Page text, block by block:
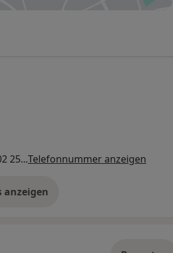
25...Telefonnummer anzeigen
anzeigen
die Adresse